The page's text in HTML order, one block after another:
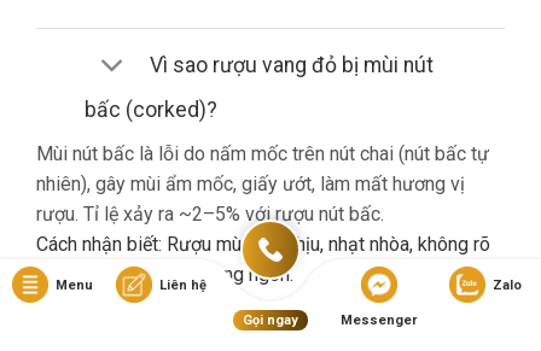
Vì sao rượu vang đỏ bị mùi nút
bấc (corked)?
Mùi nút bấc là lỗi do nấm mốc trên nút chai (nút bấc tự
nhiên), gây mùi ẩm mốc, giấy ướt, làm mất hương vị
rượu. Tỉ lệ xảy ra ~2–5% với rượu nút bấc.
Cách nhận biết: Rượu mùi khó chịu, nhạt nhòa, không rõ
hương trái cây dù là vang ngon.
Nếu gặp lỗi này, bạn nên liên hệ cửa hàng đổi trả (nếu có
Menu Liên hệ
Gọi ngay Messenger
Zalo